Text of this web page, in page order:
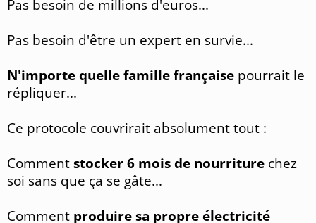
Pas besoin de millions d'euros...
Pas besoin d'être un expert en survie...
N'importe quelle famille française pourrait le
répliquer...
Ce protocole couvrirait absolument tout :
Commentstocker 6 mois de nourriture chez
soi sans que ça se gâte...
Comment produire sa propre électricité